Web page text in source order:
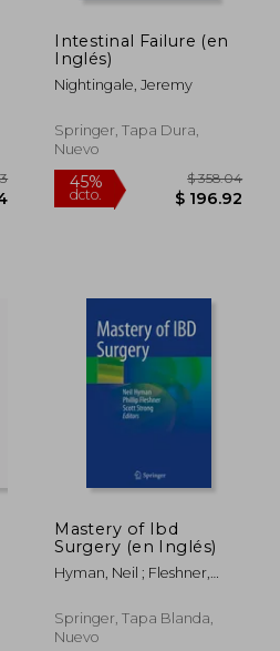
45%
dcto.
Intestinal Failure (en
Inglés)
Nightingale, Jeremy
Springer, Tapa Dura,
Nuevo
Mastery of Ibd
Surgery (en Inglés)
Hyman, Neil ; Fleshner,
Springer, Tapa Blanda,
Nuevo